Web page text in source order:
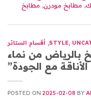
, مطابخ مودرن, مطابخ
STYLE أقسام الستائر
من نماء
مع الجودة”
POSTED ON 2025-02-08 BY